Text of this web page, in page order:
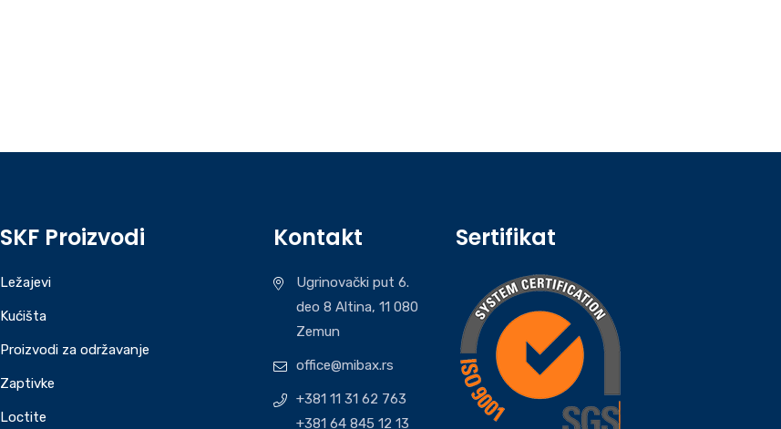
SKF Proizvodi
Ležajevi
Kućišta
Proizvodi za održavanje
Zaptivke
Loctite
Kontakt
Ugrinovački put 6.
deo 8 Altina, 11 080
Zemun
office@mibax.rs
+381 11 31 62 763
+381 64 845 12 13
Sertifikat